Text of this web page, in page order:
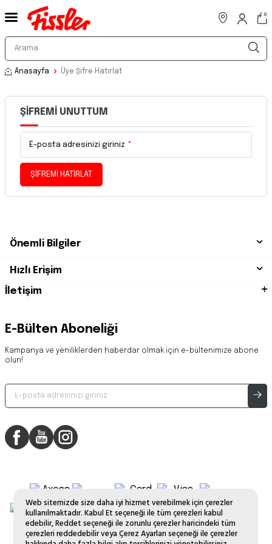
Web sitemizde size daha iyi hizmet verebilmek için çerezler
kullanılmaktadır. Kabul Et seçeneği ile tüm çerezleri kabul
edebilir, Reddet seçeneği ile zorunlu çerezler haricindeki tüm
çerezleri reddedebilir veya Çerez Ayarları seçeneği ile çerezler
0
Anasayfa Üye Şifre Hatırlat
ŞIFREMI UNUTTUM
E-posta adresinizi giriniz *
ŞIFREMI HATIRLAT
Önemli Bilgiler
Hızlı Erişim
İletişim
E-Bülten Aboneliği
Kampanya ve yeniliklerden haberdar olmak için e-bültenimize abone
olun!